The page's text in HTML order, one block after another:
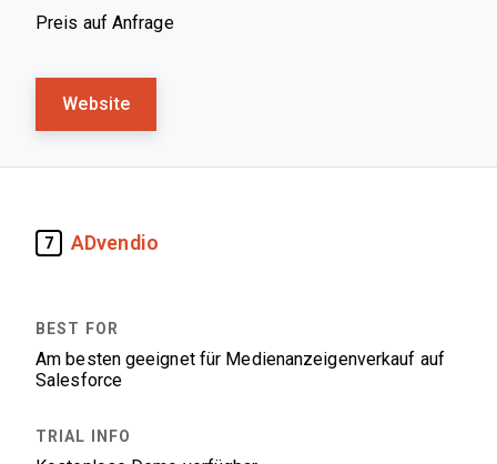
Preis auf Anfrage
Website
7 ADvendio
Am besten geeignet für Medienanzeigenverkauf auf
Salesforce